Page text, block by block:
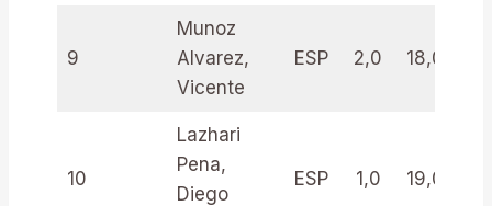
9
Munoz
Alvarez,
Vicente
ESP 2,0 18,0
10
Lazhari
Pena,
Diego
ESP 1,0 19,0